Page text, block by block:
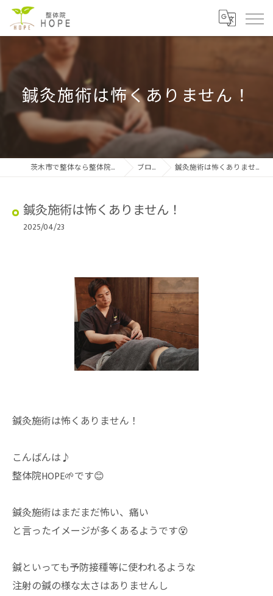
鍼灸施術は怖くありません！
茨木市で整体なら整体院HOPE ブログ 鍼灸施術は怖くありません！
鍼灸施術は怖くありません！
2025/04/23
鍼灸施術は怖くありません！
こんばんは♪
整体院HOPE🌱です😊
鍼灸施術はまだまだ怖い、痛い
と言ったイメージが多くあるようです😵
鍼といっても予防接種等に使われるような
注射の鍼の様な太さはありませんし